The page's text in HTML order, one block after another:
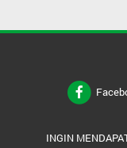
INGIN